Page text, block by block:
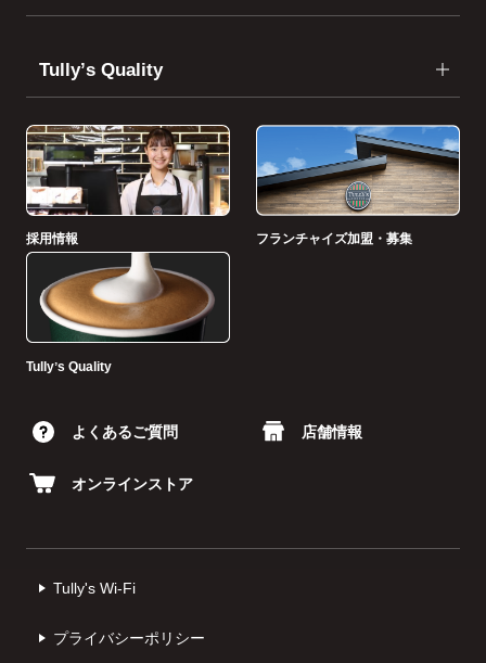
Tullyʼs Quality
採用情報 フランチャイズ加盟・募集
Tullyʼs Quality
よくあるご質問 店舗情報
オンラインストア
Tully's Wi-Fi
プライバシーポリシー